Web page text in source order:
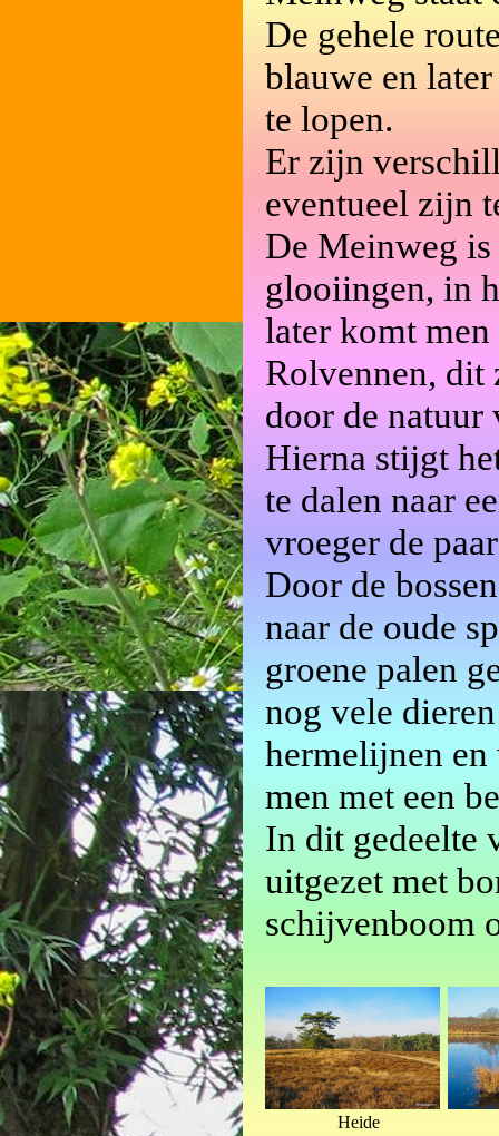
De gehele
blauwe en
te lopen.
Er zijn
eventueel zijn
De Meinweg is
glooiingen, in
later komt
Rolvennen, dit
door de natuur
Hierna stijgt
te dalen naar
vroeger de
Door de
naar de oude
groene palen
nog vele
hermelijnen en
men met een
In dit gedeelte
uitgezet met
schijvenboom
Heide